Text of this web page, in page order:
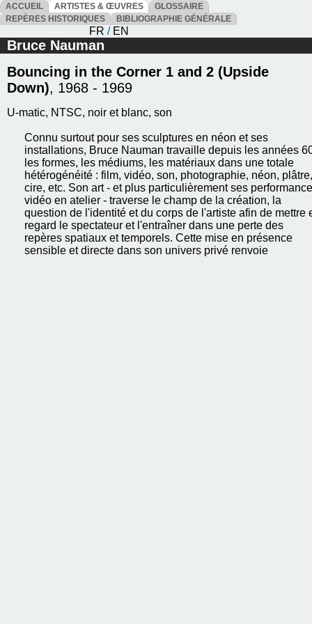
ACCUEIL ARTISTES & ŒUVRES
GLOSSAIRE
REPÈRES HISTORIQUES
BIBLIOGRAPHIE GÉNÉRALE
FR / EN
Bruce Nauman